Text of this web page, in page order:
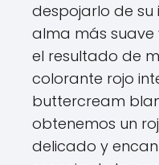
despojarlo de su
alma más suave
el resultado de
colorante rojo
buttercream
obtenemos un
delicado y